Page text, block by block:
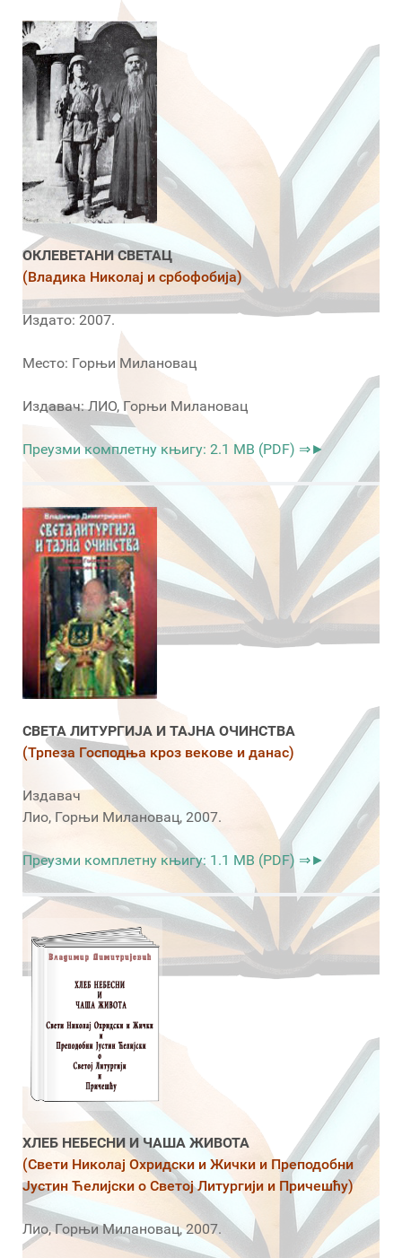
ОКЛЕВЕТАНИ СВЕТАЦ
(Владика Николај и србофобија)
Издато: 2007.
Место: Горњи Милановац
Издавач: ЛИО, Горњи Милановац
Преузми комплетну књигу: 2.1 MB (PDF) ⇒►
СВЕТА ЛИТУРГИЈА И ТАЈНА ОЧИНСТВА
(Трпеза Господња кроз векове и данас)
Издавач
Лио, Горњи Милановац, 2007.
Преузми комплетну књигу: 1.1 MB (PDF) ⇒►
ХЛЕБ НЕБЕСНИ И ЧАША ЖИВОТА
(Свети Николај Охридски и Жички и Преподобни
Јустин Ћелијски о Светој Литургији и Причешћу)
Лио, Горњи Милановац, 2007.